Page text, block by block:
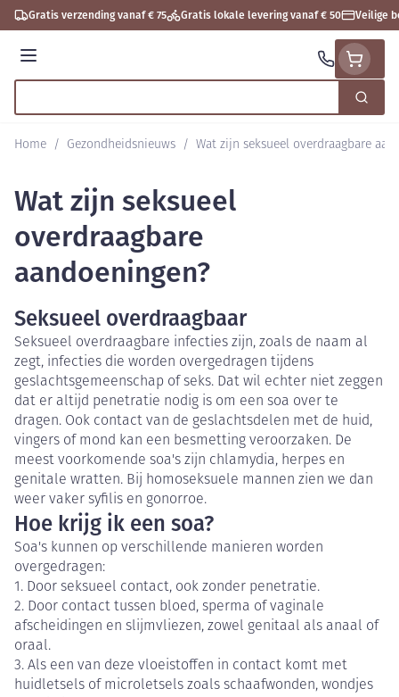
Ga naar de inhoud
Gratis verzending vanaf € 75 Gratis lokale levering vanaf € 50 Veilige
Menu
Zoek
Home / Gezondheidsnieuws / Wat zijn seksueel overdraagbare
Wat zijn seksueel
overdraagbare
aandoeningen?
Seksueel overdraagbaar
Seksueel overdraagbare infecties zijn, zoals de naam al
zegt, infecties die worden overgedragen tijdens
geslachtsgemeenschap of seks. Dat wil echter niet zeggen
dat er altijd penetratie nodig is om een soa over te
dragen. Ook contact van de geslachtsdelen met de huid,
vingers of mond kan een besmetting veroorzaken. De
meest voorkomende soa's zijn chlamydia, herpes en
genitale wratten. Bij homoseksuele mannen zien we dan
weer vaker syfilis en gonorroe.
Hoe krijg ik een soa?
Soa's kunnen op verschillende manieren worden
overgedragen:
1. Door seksueel contact, ook zonder penetratie.
2. Door contact tussen bloed, sperma of vaginale
afscheidingen en slijmvliezen, zowel genitaal als anaal of
oraal.
3. Als een van deze vloeistoffen in contact komt met
huidletsels of microletsels zoals schaafwonden, wondjes